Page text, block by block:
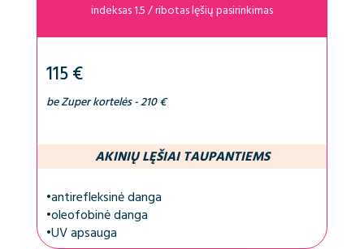
indeksas 1.5 / ribotas lęšių pasirinkimas
115 €
be Zuper kortelės - 210 €
AKINIŲ LĘŠIAI TAUPANTIEMS
•antirefleksinė danga
•oleofobinė danga
•UV apsauga